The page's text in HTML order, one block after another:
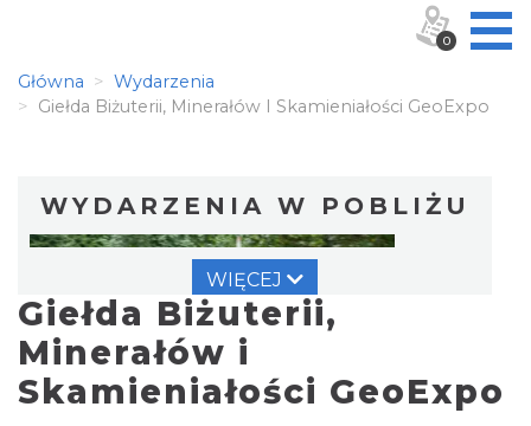
Główna
Wydarzenia
Giełda Biżuterii, Minerałów I Skamieniałości GeoExpo
WYDARZENIA W POBLIŻU
WIĘCEJ
Giełda Biżuterii,
Minerałów i
Skamieniałości GeoExpo
0